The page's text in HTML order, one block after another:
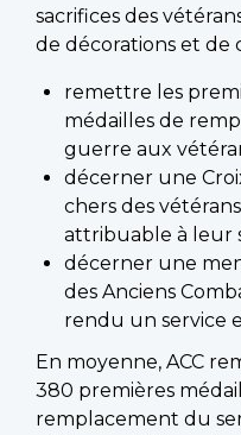
sacrifices des
de décorations et de
remettre les
médailles de
guerre aux
décerner une
chers des
attribuable à leur
décerner une
des Anciens
rendu un service
En moyenne, ACC
380 premières
remplacement du